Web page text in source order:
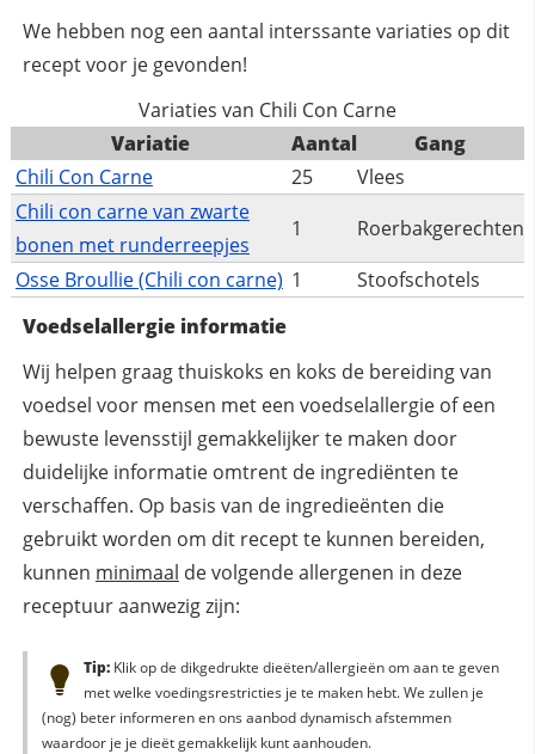
We hebben nog een aantal interssante variaties op dit
recept voor je gevonden!
Variaties van Chili Con Carne
Variatie
Aantal
Gang
Chili Con Carne
25
Vlees
Chili con carne van zwarte
bonen met runderreepjes
1
Roerbakgerechten
Osse Broullie (Chili con carne) 1
Stoofschotels
Voedselallergie informatie
Wij helpen graag thuiskoks en koks de bereiding van
voedsel voor mensen met een voedselallergie of een
bewuste levensstijl gemakkelijker te maken door
duidelijke informatie omtrent de ingrediënten te
verschaffen. Op basis van de ingredieënten die
gebruikt worden om dit recept te kunnen bereiden,
kunnen minimaal de volgende allergenen in deze
receptuur aanwezig zijn:
Tip:Klik op de dikgedrukte dieëten/allergieën om aan te geven
met welke voedingsrestricties je te maken hebt. We zullen je
(nog) beter informeren en ons aanbod dynamisch afstemmen
waardoor je je dieët gemakkelijk kunt aanhouden.